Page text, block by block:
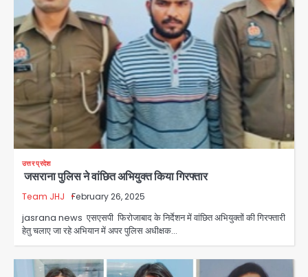
उत्तर प्रदेश
जसराना पुलिस ने वांछित अभियुक्त किया गिरफ्तार
Team JHJ February 26, 2025
jasrana news एसएसपी फिरोजाबाद के निर्देशन में वांछित अभियुक्तों की गिरफ्तारी
हेतु चलाए जा रहे अभियान में अपर पुलिस अधीक्षक…